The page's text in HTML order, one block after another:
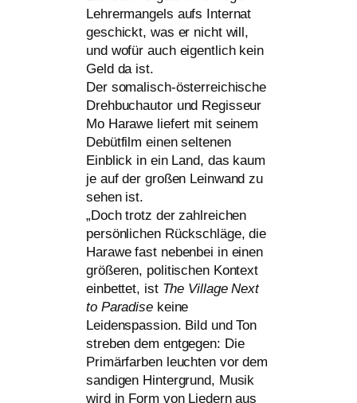
Lehrermangels aufs Internat
geschickt, was er nicht will,
und wofür auch eigent­lich kein
Geld da ist.
Der soma­lisch-öster­rei­chi­sche
Drehbuchautor und Regisseur
Mo Harawe lie­fert mit sei­nem
Debütfilm einen sel­te­nen
Einblick in ein Land, das kaum
je auf der gro­ßen Leinwand zu
sehen ist.
„Doch trotz der zahl­rei­chen
per­sön­li­chen Rückschläge, die
Harawe fast neben­bei in einen
grö­ße­ren, poli­ti­schen Kontext
ein­bet­tet, ist The Village Next
to Paradisekei­ne
Leidenspassion. Bild und Ton
stre­ben dem ent­ge­gen: Die
Primärfarben leuch­ten vor dem
san­di­gen Hintergrund, Musik
wird in Form von Liedern aus